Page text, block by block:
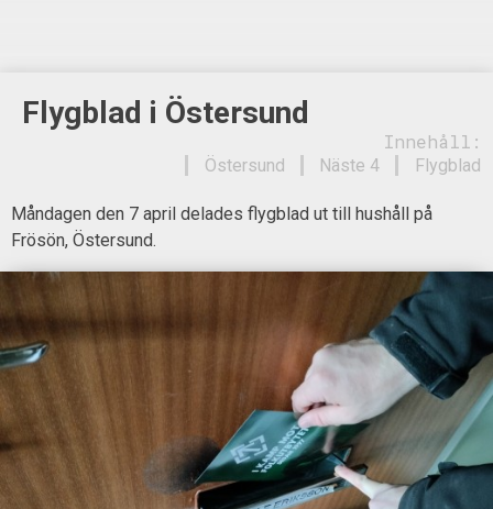
Flygblad i Östersund
Innehåll:
Flygblad
Näste 4
Östersund
Måndagen den 7 april delades flygblad ut till hushåll på
Frösön, Östersund.